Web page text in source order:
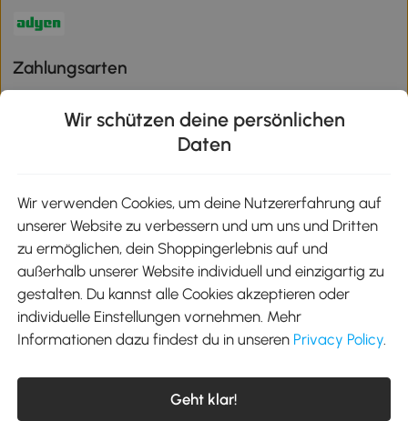
Zahlungsarten
Aosom-App
Google Play
Tel.: +49 40 87408465
kontakt@aosom.de
Wir schützen deine persönlichen
Daten
Wir verwenden Cookies, um deine Nutzererfahrung auf
unserer Website zu verbessern und um uns und Dritten
zu ermöglichen, dein Shoppingerlebnis auf und
außerhalb unserer Website individuell und einzigartig zu
gestalten. Du kannst alle Cookies akzeptieren oder
individuelle Einstellungen vornehmen. Mehr
Informationen dazu findest du in unseren Privacy Policy.
Geht klar!